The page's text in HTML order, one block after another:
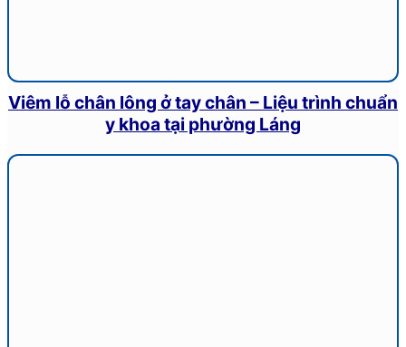
Viêm lỗ chân lông ở tay chân – Liệu trình chuẩn
y khoa tại phường Láng